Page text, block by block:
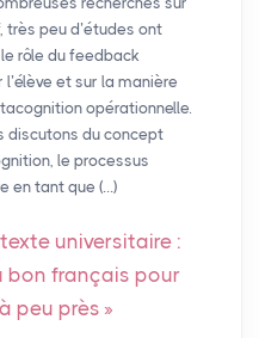
peu d’études ont
rôle du feedback
et sur la manière
opérationnelle.
discutons du concept
le processus
en tant que (…)
universitaire :
bon français pour
peu près »